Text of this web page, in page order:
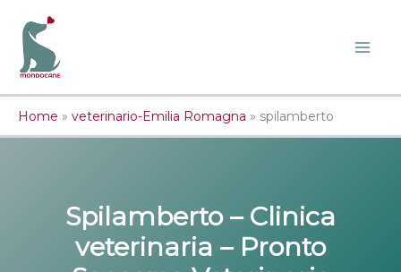
contenuto
Home » veterinario-Emilia Romagna » spilamberto
Spilamberto – Clinica
veterinaria – Pronto